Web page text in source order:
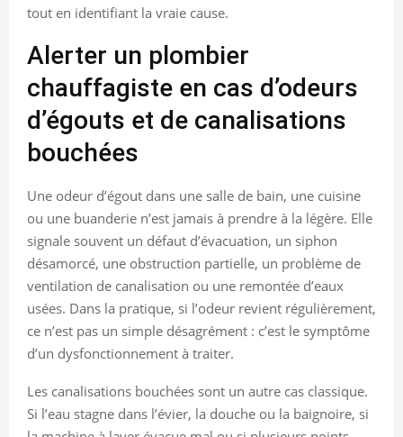
tout en identifiant la vraie cause.
Alerter un plombier
chauffagiste en cas d’odeurs
d’égouts et de canalisations
bouchées
Une odeur d’égout dans une salle de bain, une cuisine
ou une buanderie n’est jamais à prendre à la légère. Elle
signale souvent un défaut d’évacuation, un siphon
désamorcé, une obstruction partielle, un problème de
ventilation de canalisation ou une remontée d’eaux
usées. Dans la pratique, si l’odeur revient régulièrement,
ce n’est pas un simple désagrément : c’est le symptôme
d’un dysfonctionnement à traiter.
Les canalisations bouchées sont un autre cas classique.
Si l’eau stagne dans l’évier, la douche ou la baignoire, si